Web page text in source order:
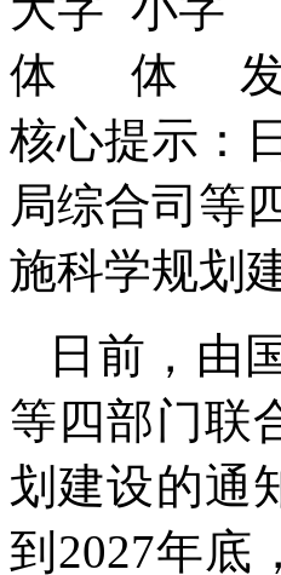
核心提示：
局综合司等
施科学规划
日前，由
等四部门联
划建设的通
到2027年底